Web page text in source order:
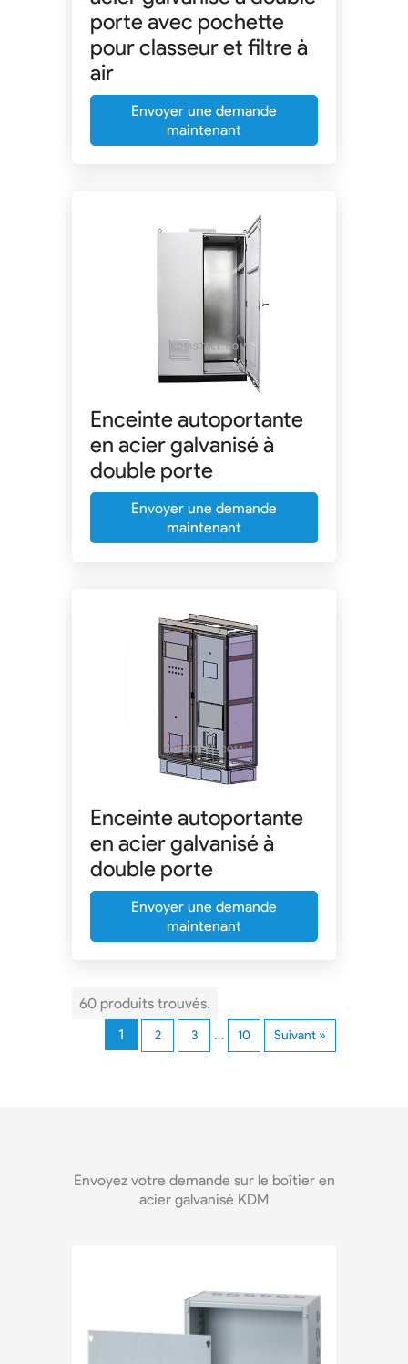
porte avec pochette
pour classeur et filtre à
air
Envoyer une demande
maintenant
Enceinte autoportante
en acier galvanisé à
double porte
Envoyer une demande
maintenant
Enceinte autoportante
en acier galvanisé à
double porte
Envoyer une demande
maintenant
60 produits trouvés.
1
2 3 … 10 Suivant »
Envoyez votre demande sur le boîtier en
acier galvanisé KDM